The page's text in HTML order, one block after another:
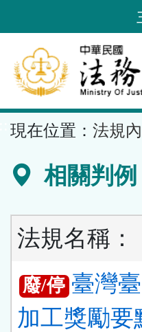
到
要
內
容
區
現在位置： 法規
相關判例
法規名稱：
廢/停 臺灣
加工獎勵要